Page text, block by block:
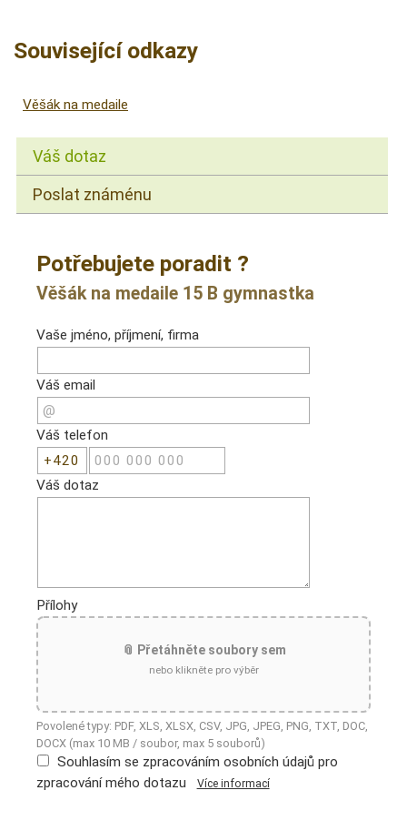
Související odkazy
Věšák na medaile
Váš dotaz
Poslat známénu
Potřebujete poradit ?
Věšák na medaile 15 B gymnastka
Vaše jméno, příjmení, firma
Váš email
Váš telefon
Váš dotaz
Přílohy
📎 Přetáhněte soubory sem
nebo klikněte pro výběr
Povolené typy: PDF, XLS, XLSX, CSV, JPG, JPEG, PNG, TXT, DOC,
DOCX (max 10 MB / soubor, max 5 souborů)
Souhlasím se zpracováním osobních údajů pro
zpracování mého dotazu
Více informací